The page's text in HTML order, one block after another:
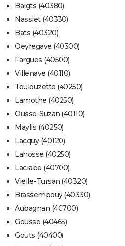
Baigts (40380)
Nassiet (40330)
Bats (40320)
Oeyregave (40300)
Fargues (40500)
Villenave (40110)
Toulouzette (40250)
Lamothe (40250)
Ousse-Suzan (40110)
Maylis (40250)
Lacquy (40120)
Lahosse (40250)
Lacrabe (40700)
Vielle-Tursan (40320)
Brassempouy (40330)
Aubagnan (40700)
Gousse (40465)
Gouts (40400)